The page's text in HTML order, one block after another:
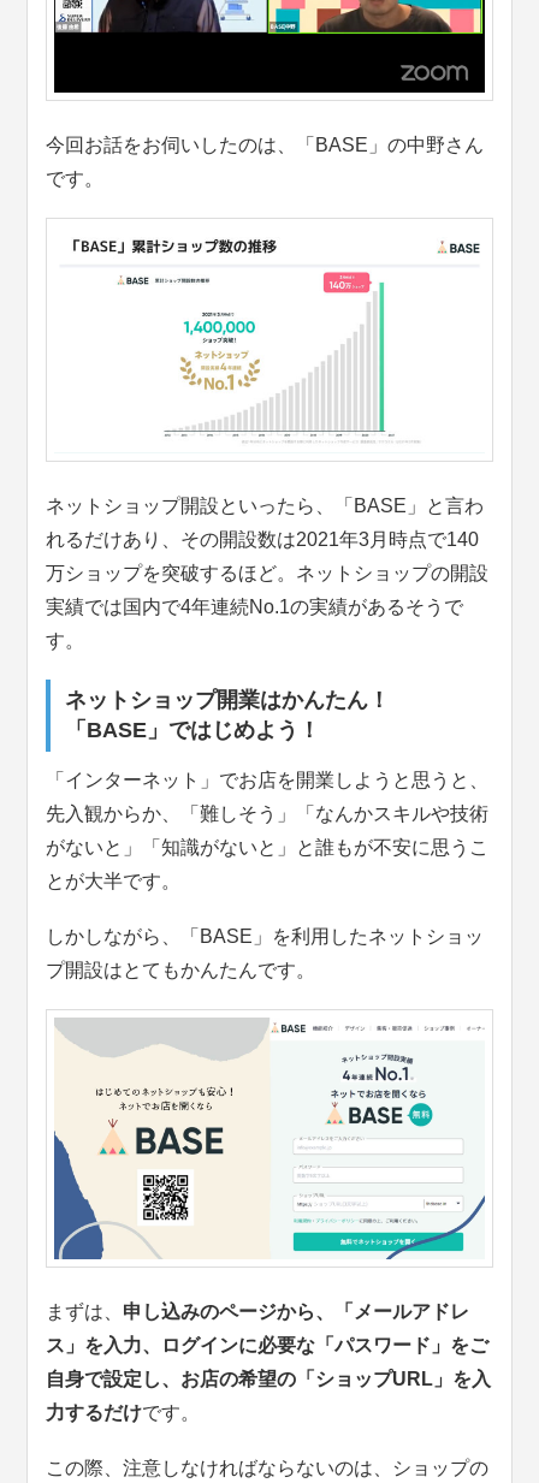
今回お話をお伺いしたのは、「BASE」の中野さん
です。
ネットショップ開設といったら、「BASE」と言わ
れるだけあり、その開設数は2021年3月時点で140
万ショップを突破するほど。ネットショップの開設
実績では国内で4年連続No.1の実績があるそうで
す。
ネットショップ開業はかんたん！
「BASE」ではじめよう！
「インターネット」でお店を開業しようと思うと、
先入観からか、「難しそう」「なんかスキルや技術
がないと」「知識がないと」と誰もが不安に思うこ
とが大半です。
しかしながら、「BASE」を利用したネットショッ
プ開設はとてもかんたんです。
まずは、 申し込みのページから、「メールアドレ
ス」を入力、ログインに必要な「パスワード」をご
自身で設定し、お店の希望の「ショップURL」を入
力するだけです。
この際、注意しなければならないのは、ショップの